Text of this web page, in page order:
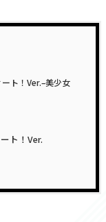
ト！Ver.–美少女
ト！Ver.